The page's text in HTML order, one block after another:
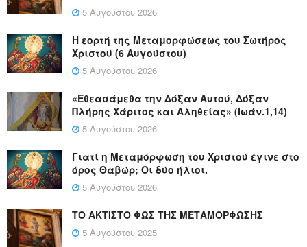
5 Αυγούστου 2026
Η εορτή της Μεταμορφώσεως του Σωτήρος
Χριστού (6 Αυγούστου)
5 Αυγούστου 2026
«Εθεασάμεθα την Δόξαν Αυτού, Δόξαν
Πλήρης Χάριτος και Αληθείας» (Ιωάν.1,14)
5 Αυγούστου 2026
Γιατί η Μεταμόρφωση του Χριστού έγινε στο
όρος Θαβώρ; Οι δύο ήλιοι.
5 Αυγούστου 2026
ΤΟ ΑΚΤΙΣΤΟ ΦΩΣ ΤΗΣ ΜΕΤΑΜΟΡΦΩΣΗΣ
5 Αυγούστου 2025